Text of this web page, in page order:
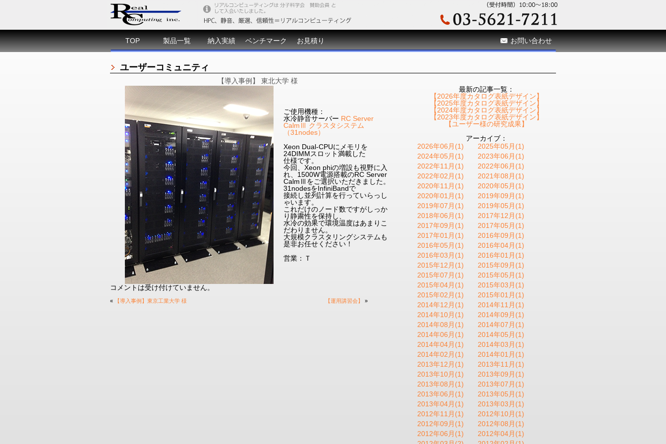
TOP 製品一覧 納入実績 ベンチマーク お見積り お問い合わせ
ユーザーコミュニティ
【導入事例】 東北大学 様
ご使用機種：
水冷静音サーバー RC Server
CalmⅢ クラスタシステム
（31nodes）
Xeon Dual-CPUにメモリを
24DIMMスロット満載した
仕様です。
今回、Xeon phiの増設も視野に入
れ、1500W電源搭載のRC Server
CalmⅢをご選択いただきました。
31nodesをInfiniBandで
接続し並列計算を行っていらっし
ゃいます。
これだけのノード数ですがしっか
り静粛性を保持し、
水冷の効果で環境温度はあまりこ
だわりません。
大規模クラスタリングシステムも
是非お任せください！
営業：Ｔ
コメントは受け付けていません。
« 【導入事例】東京工業大学 様 【運用講習会】 »
最新の記事一覧：
【2026年度カタログ表紙デザイン】
【2025年度カタログ表紙デザイン】
【2024年度カタログ表紙デザイン】
【2023年度カタログ表紙デザイン】
【ユーザー様の研究成果】
アーカイブ：
2026年06月(1)
2025年05月(1)
2024年05月(1)
2023年06月(1)
2022年11月(1)
2022年06月(1)
2022年02月(1)
2021年08月(1)
2020年11月(1)
2020年05月(1)
2020年01月(1)
2019年09月(1)
2019年07月(1)
2019年05月(1)
2018年06月(1)
2017年12月(1)
2017年09月(1)
2017年05月(1)
2017年01月(1)
2016年09月(1)
2016年05月(1)
2016年04月(1)
2016年03月(1)
2016年01月(1)
2015年12月(1)
2015年09月(1)
2015年07月(1)
2015年05月(1)
2015年04月(1)
2015年03月(1)
2015年02月(1)
2015年01月(1)
2014年12月(1)
2014年11月(1)
2014年10月(1)
2014年09月(1)
2014年08月(1)
2014年07月(1)
2014年06月(1)
2014年05月(1)
2014年04月(1)
2014年03月(1)
2014年02月(1)
2014年01月(1)
2013年12月(1)
2013年11月(1)
2013年10月(1)
2013年09月(1)
2013年08月(1)
2013年07月(1)
2013年06月(1)
2013年05月(1)
2013年04月(1)
2013年03月(1)
2012年11月(1)
2012年10月(1)
2012年09月(1)
2012年08月(1)
2012年06月(1)
2012年04月(1)